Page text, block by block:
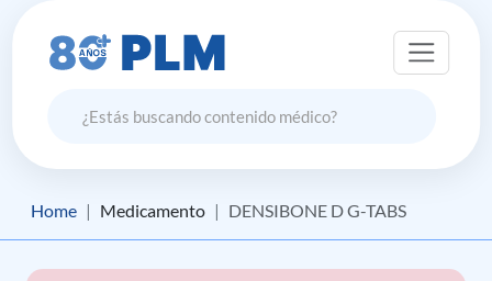
Home Medicamento DENSIBONE D G-TABS